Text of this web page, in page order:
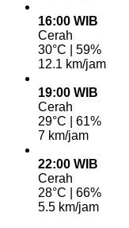
16:00 WIB
Cerah
30°C | 59%
12.1 km/jam
19:00 WIB
Cerah
29°C | 61%
7 km/jam
22:00 WIB
Cerah
28°C | 66%
5.5 km/jam